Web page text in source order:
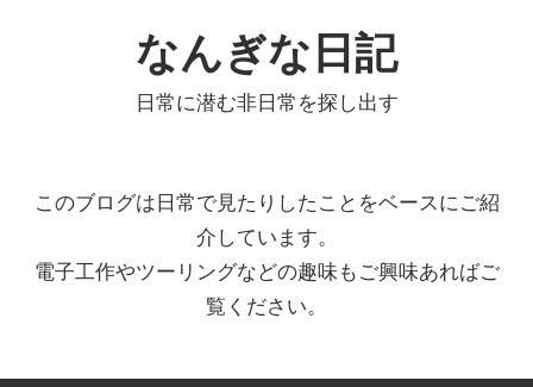
なんぎな日記
日常に潜む非日常を探し出す
このブログは日常で見たりしたことをベースにご紹
介しています。
電子工作やツーリングなどの趣味もご興味あればご
覧ください。